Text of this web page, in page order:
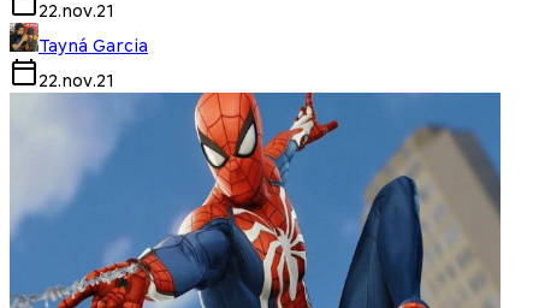
22.nov.21
Tayná Garcia
22.nov.21